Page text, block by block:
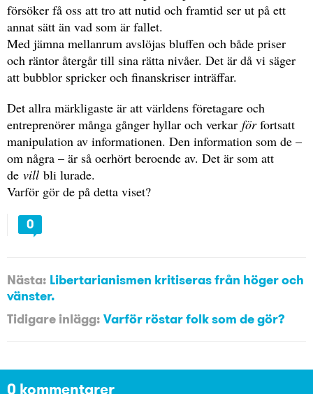
försöker få oss att tro att nutid och framtid ser ut på ett
annat sätt än vad som är fallet.
Med jämna mellanrum avslöjas bluffen och både priser
och räntor återgår till sina rätta nivåer. Det är då vi säger
att bubblor spricker och finanskriser inträffar.
Det allra märkligaste är att världens företagare och
entreprenörer många gånger hyllar och verkar förfortsatt
manipulation av informationen. Den information som de –
om några – är så oerhört beroende av. Det är som att
de vill bli lurade.
Varför gör de på detta viset?
0
Nästa: Libertarianismen kritiseras från höger och
vänster.
Tidigare inlägg: Varför röstar folk som de gör?
0 kommentarer